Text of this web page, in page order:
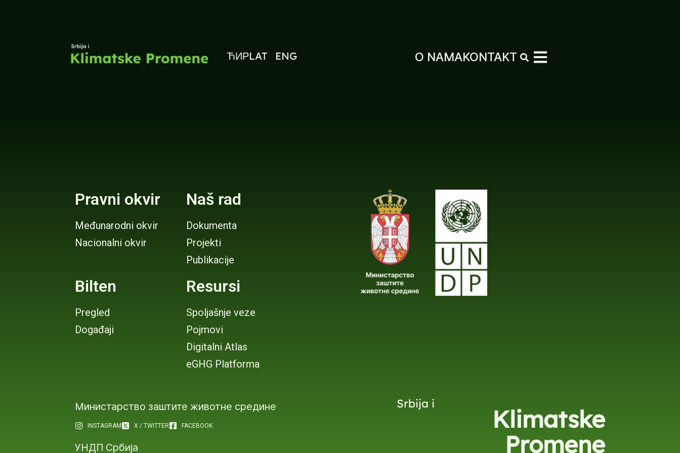
ЋИРLAT ENG O NAMAKONTAKT
Pravni okvir
Međunarodni okvir
Nacionalni okvir
Naš rad
Dokumenta
Projekti
Publikacije
Bilten
Pregled
Događaji
Resursi
Spoljašnje veze
Pojmovi
Digitalni Atlas
eGHG Platforma
Министарство заштите животне средине
INSTAGRAM X / TWITTER FACEBOOK
УНДП Србија
Srbija i
Klimatske
Promene